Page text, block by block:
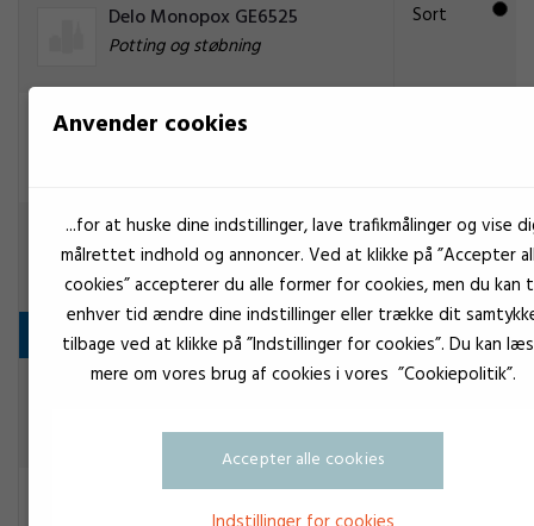
Delo Monopox GE6525
Potting og støbning
Sort
Delo Monopox GE6585
Delo Monopox GE7170
Potting og støbning
Epoxy lim 2K
Araldite Epoxy 2020 A+B
Anvender cookies
...for at huske dine indstillinger, lave trafikmålinger og vise
målrettet indhold og annoncer. Ved at klikke på ”Accepter
cookies” accepterer du alle former for cookies, men du kan
enhver tid ændre dine indstillinger eller trække dit
tilbage ved at klikke på ”Indstillinger for cookies”. Du kan
mere om vores brug af cookies i vores ”Cookiepolitik”.
Accepter alle cookies